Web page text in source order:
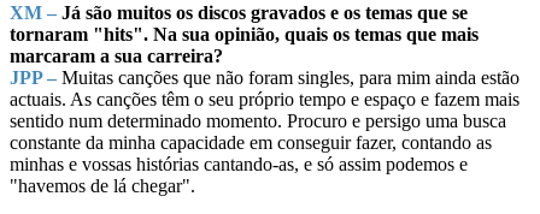
XM – Já são muitos os discos gravados e os temas que se
tornaram "hits". Na sua opinião, quais os temas que mais
marcaram a sua carreira?
JPP – Muitas canções que não foram singles, para mim ainda estão
actuais. As canções têm o seu próprio tempo e espaço e fazem mais
sentido num determinado momento. Procuro e persigo uma busca
constante da minha capacidade em conseguir fazer, contando as
minhas e vossas histórias cantando-as, e só assim podemos e
"havemos de lá chegar".